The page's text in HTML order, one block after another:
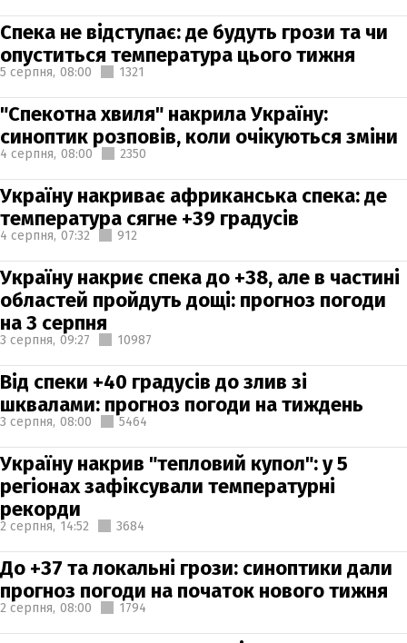
Спека не відступає: де будуть грози та чи
опуститься температура цього тижня
5 серпня, 08:00 1321
"Спекотна хвиля" накрила Україну:
синоптик розповів, коли очікуються зміни
4 серпня, 08:00 2350
Україну накриває африканська спека: де
температура сягне +39 градусів
4 серпня, 07:32 912
Україну накриє спека до +38, але в частині
областей пройдуть дощі: прогноз погоди
на 3 серпня
3 серпня, 09:27 10987
Від спеки +40 градусів до злив зі
шквалами: прогноз погоди на тиждень
3 серпня, 08:00 5464
Україну накрив "тепловий купол": у 5
регіонах зафіксували температурні
рекорди
2 серпня, 14:52 3684
До +37 та локальні грози: синоптики дали
прогноз погоди на початок нового тижня
2 серпня, 08:00 1794